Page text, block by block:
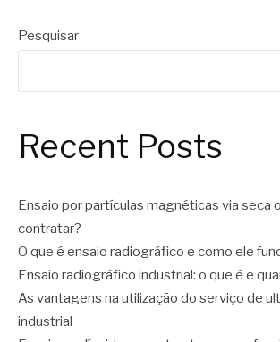
Pesquisar
Recent Posts
Ensaio por partículas magnéticas via seca
contratar?
O que é ensaio radiográfico e como ele
Ensaio radiográfico industrial: o que é e
As vantagens na utilização do serviço de
industrial